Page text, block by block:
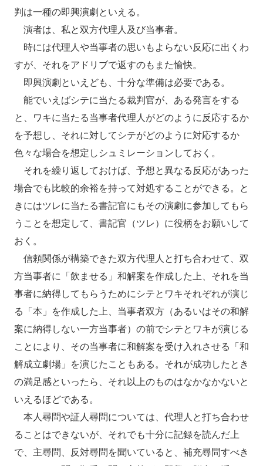
判は一種の即興演劇といえる。
演者は、私と双方代理人及び当事者。
時には代理人や当事者の思いもよらない反応に出くわ
すが、それをアドリブで返すのもまた愉快。
即興演劇といえども、十分な準備は必要である。
能でいえばシテに当たる裁判官が、ある発言をする
と、ワキに当たる当事者代理人がどのように反応するか
を予想し、それに対してシテがどのように対応するか
色々な場合を想定しシュミレーションしておく。
それを繰り返しておけば、予想と異なる反応があった
場合でも比較的余裕を持って対処することができる。と
きにはツレに当たる書記官にもその演劇に参加してもら
うことを想定して、書記官（ツレ）に役柄をお願いして
おく。
信頼関係が構築できた双方代理人と打ち合わせて、双
方当事者に「飲ませる」和解案を作成した上、それを当
事者に納得してもらうためにシテとワキそれぞれが演じ
る「本」を作成した上、当事者双方（あるいはその和解
案に納得しない一方当事者）の前でシテとワキが演じる
ことにより、その当事者に和解案を受け入れさせる「和
解成立劇場」を演じたこともある。それが成功したとき
の満足感といったら、それ以上のものはなかなかないと
いえるほどである。
本人尋問や証人尋問については、代理人と打ち合わせ
ることはできないが、それでも十分に記録を読んだ上
で、主尋問、反対尋問を聞いていると、補充尋問すべき